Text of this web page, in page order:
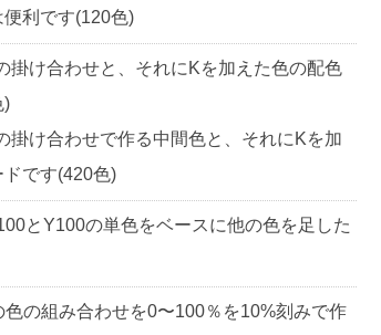
利です(120色)
掛け合わせと、それにKを加えた色の配色
)
掛け合わせで作る中間色と、それにKを加
です(420色)
とY100の単色をベースに他の色を足した
色の組み合わせを0〜100％を10%刻みで作